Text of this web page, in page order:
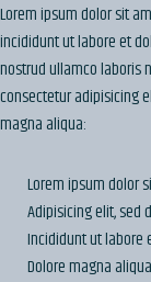
Lorem ipsum dolor sit
incididunt ut labore et
nostrud ullamco laboris
consectetur adipisicing
magna aliqua:
Lorem ipsum dolor
Adipisicing elit, sed
Incididunt ut labore
Dolore magna aliqua